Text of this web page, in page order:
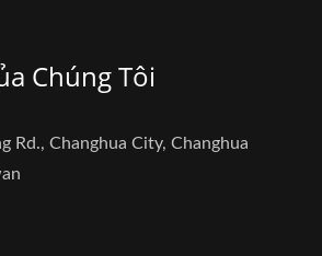
Chúng Tôi
Rd., Changhua City, Changhua